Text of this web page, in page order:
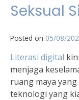
Seksual
Posted on 05/08/
Literasi digital
menjaga
ruang maya
teknologi yang